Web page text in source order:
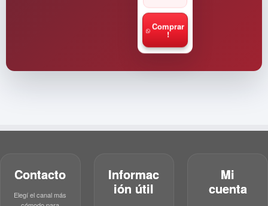
Comprar
!
Contacto
Elegí el canal más
Informac
ión útil
Mi
cuenta